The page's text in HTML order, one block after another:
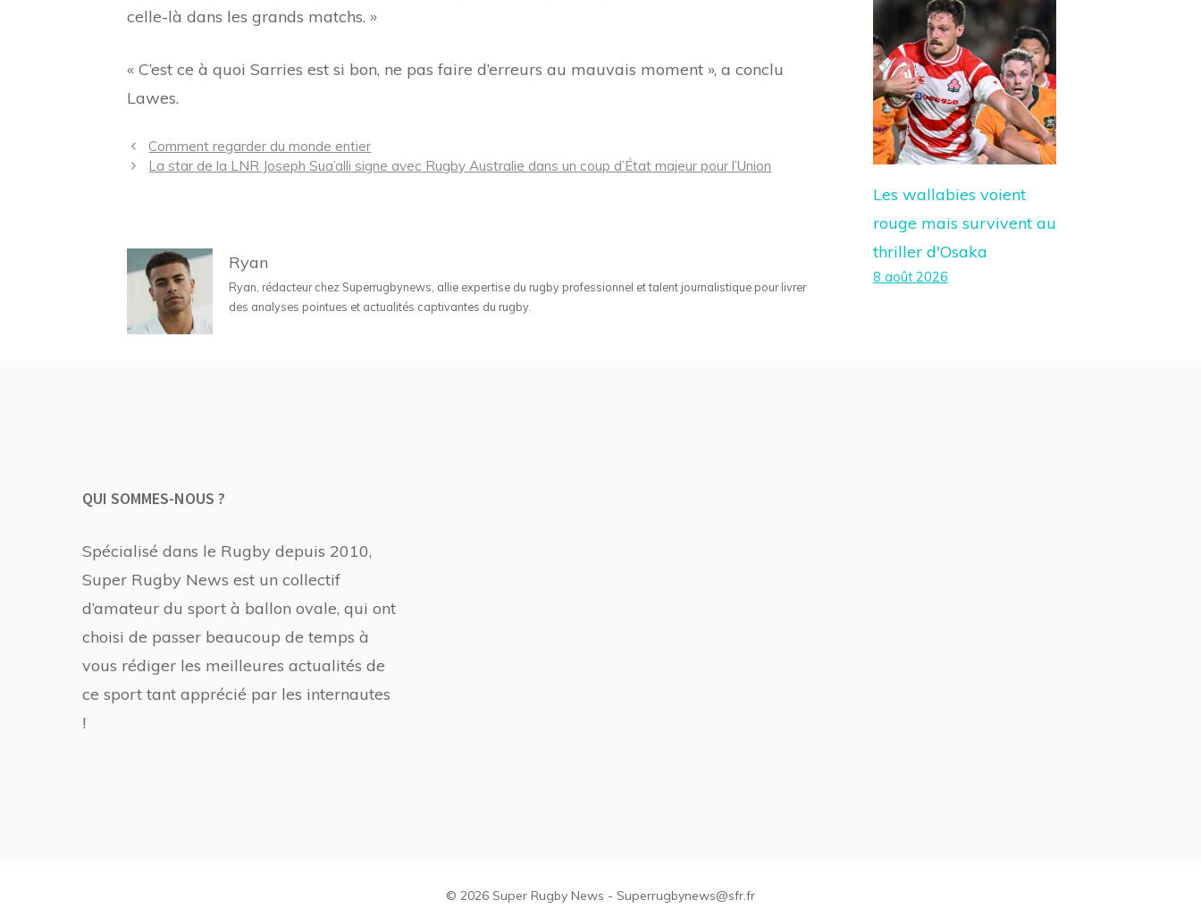
celle-là dans les grands matchs. »
« C’est ce à quoi Sarries est si bon, ne pas faire d’erreurs au mauvais moment », a conclu
Lawes.
Navigation
des
Comment regarder du monde entier
La star de la LNR Joseph Sua’alli signe avec Rugby Australie dans un coup d’État majeur pour l’Union
Ryan
Ryan, rédacteur chez Superrugbynews, allie expertise du rugby professionnel et talent journalistique pour livrer
des analyses pointues et actualités captivantes du rugby.
Les wallabies voient
rouge mais survivent au
thriller d'Osaka
8 août 2026
QUI SOMMES-NOUS ?
Spécialisé dans le Rugby depuis 2010,
Super Rugby News est un collectif
d’amateur du sport à ballon ovale, qui ont
choisi de passer beaucoup de temps à
vous rédiger les meilleures actualités de
ce sport tant apprécié par les internautes
!
© 2026 Super Rugby News - Superrugbynews@sfr.fr